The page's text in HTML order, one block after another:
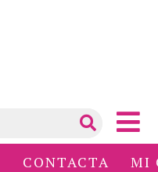
CONTACTA MI